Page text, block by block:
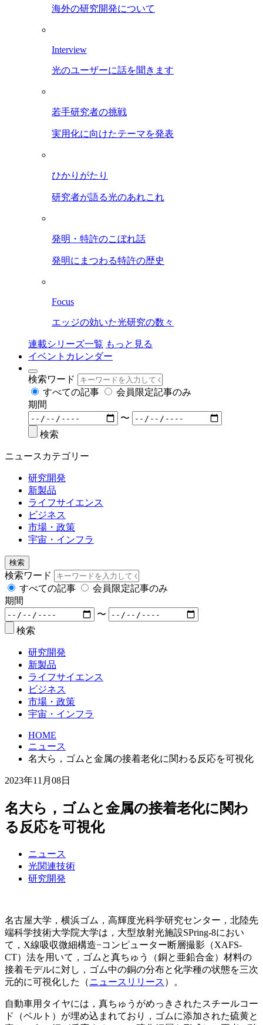
海外の研究開発について
Interview
光のユーザーに話を聞きます
若手研究者の挑戦
実用化に向けたテーマを発表
ひかりがたり
研究者が語る光のあれこれ
発明・特許のこぼれ話
発明にまつわる特許の歴史
Focus
エッジの効いた光研究の数々
連載シリーズ一覧 もっと見る
イベントカレンダー
検索ワード
すべての記事
会員限定記事のみ
期間
〜
検索
ニュースカテゴリー
研究開発
新製品
ライフサイエンス
ビジネス
市場・政策
宇宙・インフラ
検索
検索ワード
すべての記事
会員限定記事のみ
期間
〜
検索
研究開発
新製品
ライフサイエンス
ビジネス
市場・政策
宇宙・インフラ
HOME
ニュース
名大ら，ゴムと金属の接着老化に関わる反応を可視化
2023年11月08日
名大ら，ゴムと金属の接着老化に関わ
る反応を可視化
ニュース
光関連技術
研究開発
名古屋大学，横浜ゴム，高輝度光科学研究センター，北陸先
端科学技術大学院大学は，大型放射光施設SPring-8におい
て，X線吸収微細構造−コンピューター断層撮影（XAFS-
CT）法を用いて，ゴムと真ちゅう（銅と亜鉛合金）材料の
接着モデルに対し，ゴム中の銅の分布と化学種の状態を三次
元的に可視化した（ニュースリリース ）。
自動車用タイヤには，真ちゅうがめっきされたスチールコー
ド（ベルト）が埋め込まれており，ゴムに添加された硫黄と